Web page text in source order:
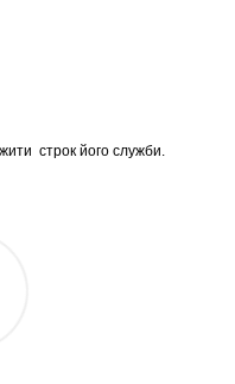
строк його служби.